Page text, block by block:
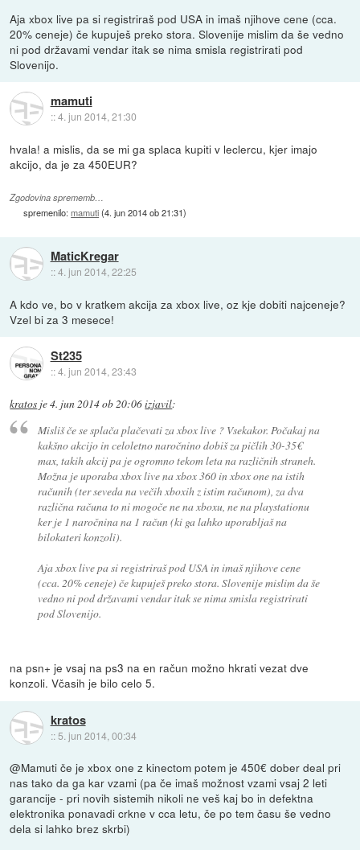
Aja xbox live pa si registriraš pod USA in imaš njihove cene (cca.
20% ceneje) če kupuješ preko stora. Slovenije mislim da še vedno
ni pod državami vendar itak se nima smisla registrirati pod
Slovenijo.
mamuti
::4. jun 2014, 21:30
hvala! a mislis, da se mi ga splaca kupiti v leclercu, kjer imajo
akcijo, da je za 450EUR?
Zgodovina sprememb…
spremenilo:mamuti(4. jun 2014 ob 21:31)
MaticKregar
::4. jun 2014, 22:25
A kdo ve, bo v kratkem akcija za xbox live, oz kje dobiti najceneje?
Vzel bi za 3 mesece!
St235
::4. jun 2014, 23:43
kratos je4. jun 2014 ob 20:06izjavil:
Misliš če se splača plačevati za xbox live ? Vsekakor. Počakaj na
kakšno akcijo in celoletno naročnino dobiš za pičlih 30-35€
max, takih akcij pa je ogromno tekom leta na različnih straneh.
Možna je uporaba xbox live na xbox 360 in xbox one na istih
računih (ter seveda na večih xboxih z istim računom), za dva
različna računa to ni mogoče ne na xboxu, ne na playstationu
ker je 1 naročnina na 1 račun (ki ga lahko uporabljaš na
bilokateri konzoli).
Aja xbox live pa si registriraš pod USA in imaš njihove cene
(cca. 20% ceneje) če kupuješ preko stora. Slovenije mislim da še
vedno ni pod državami vendar itak se nima smisla registrirati
pod Slovenijo.
na psn+ je vsaj na ps3 na en račun možno hkrati vezat dve
konzoli. Včasih je bilo celo 5.
kratos
:: 5. jun 2014, 00:34
@Mamuti če je xbox one z kinectom potem je 450€ dober deal pri
nas tako da ga kar vzami (pa če imaš možnost vzami vsaj 2 leti
garancije - pri novih sistemih nikoli ne veš kaj bo in defektna
elektronika ponavadi crkne v cca letu, če po tem času še vedno
dela si lahko brez skrbi)